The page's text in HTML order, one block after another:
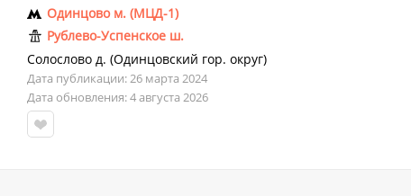
Одинцово м. (МЦД-1)
Рублево-Успенское ш.
Солослово д. (Одинцовский гор. округ)
Дата публикации: 26 марта 2024
Дата обновления: 4 августа 2026